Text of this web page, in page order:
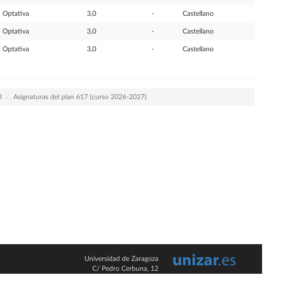
Optativa 3,0 - Castellano
Optativa 3,0 - Castellano
Optativa 3,0 - Castellano
Asignaturas del plan 617 (curso 2026-2027)
Universidad de Zaragoza
C/ Pedro Cerbuna, 12